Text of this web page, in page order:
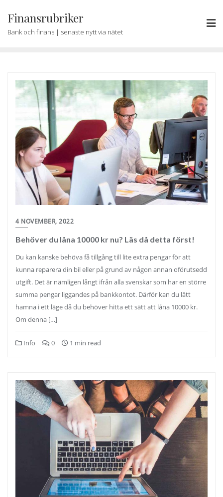
content
Finansrubriker
Bank och finans | senaste nytt via nätet
4 NOVEMBER, 2022
Behöver du låna 10000 kr nu? Läs då detta först!
Du kan kanske behöva få tillgång till lite extra pengar för att
kunna reparera din bil eller på grund av någon annan oförutsedd
utgift. Det är nämligen långt ifrån alla svenskar som har en större
summa pengar liggandes på bankkontot. Därför kan du lätt
hamna i ett läge då du behöver hitta ett sätt att låna 10000 kr.
Om denna […]
Info 0 1 min read